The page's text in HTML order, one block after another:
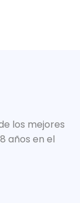
los mejores
años en el